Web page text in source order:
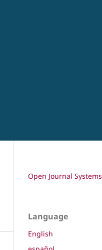
Open Journal Systems
Language
English